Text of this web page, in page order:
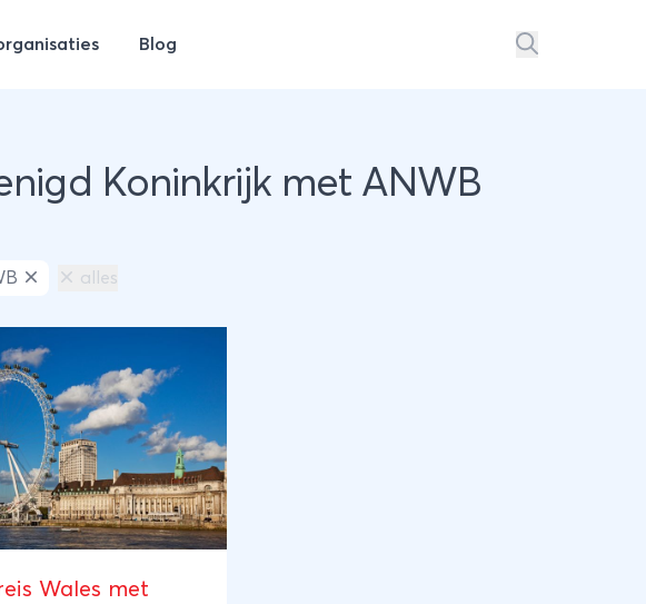
Blog
Koninkrijk met ANWB
alles
Wales met